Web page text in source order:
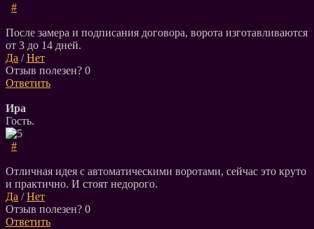
#
После замера и подписания договора, ворота изготавливаются
от 3 до 14 дней.
Да /Нет
Отзыв полезен? 0
Ответить
Ира
Гость.
#
Отличная идея с автоматическими воротами, сейчас это круто
и практично. И стоят недорого.
Да /Нет
Отзыв полезен? 0
Ответить